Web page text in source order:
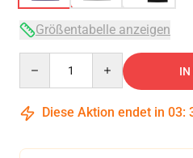
Größentabelle anzeigen
IN
Diese Aktion endet in 03: